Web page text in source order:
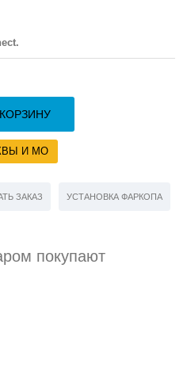
И МО
ЗАКАЗ УСТАНОВКА ФАРКОПА
покупают